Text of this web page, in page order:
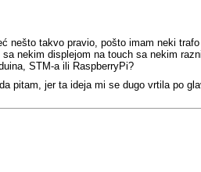
nešto takvo pravio, pošto imam neki
nekim displejom na touch sa nekim
STM-a ili RaspberryPi?
pitam, jer ta ideja mi se dugo vrtila po